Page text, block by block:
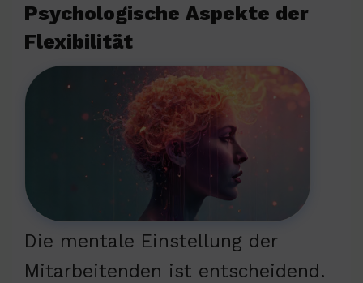
Psychologische Aspekte der
Flexibilität
Die mentale Einstellung der
Mitarbeitenden ist entscheidend.